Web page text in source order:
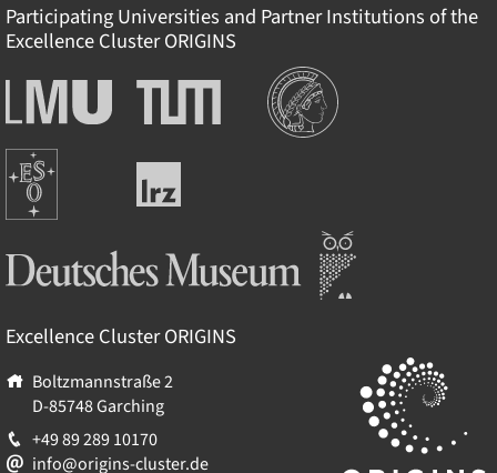
Participating Universities and Partner Institutions of the
Excellence ClusterORIGINS
Ludwig-
Maximilians-
München
Technische
Universität
Institutions
Europäische
Südsternwarte
Leibniz-
Rechenzentrum
Excellence ClusterORIGINS
Boltzmannstraße 2
D-85748Garching
+49 89 289 10170
info@origins-cluster.de